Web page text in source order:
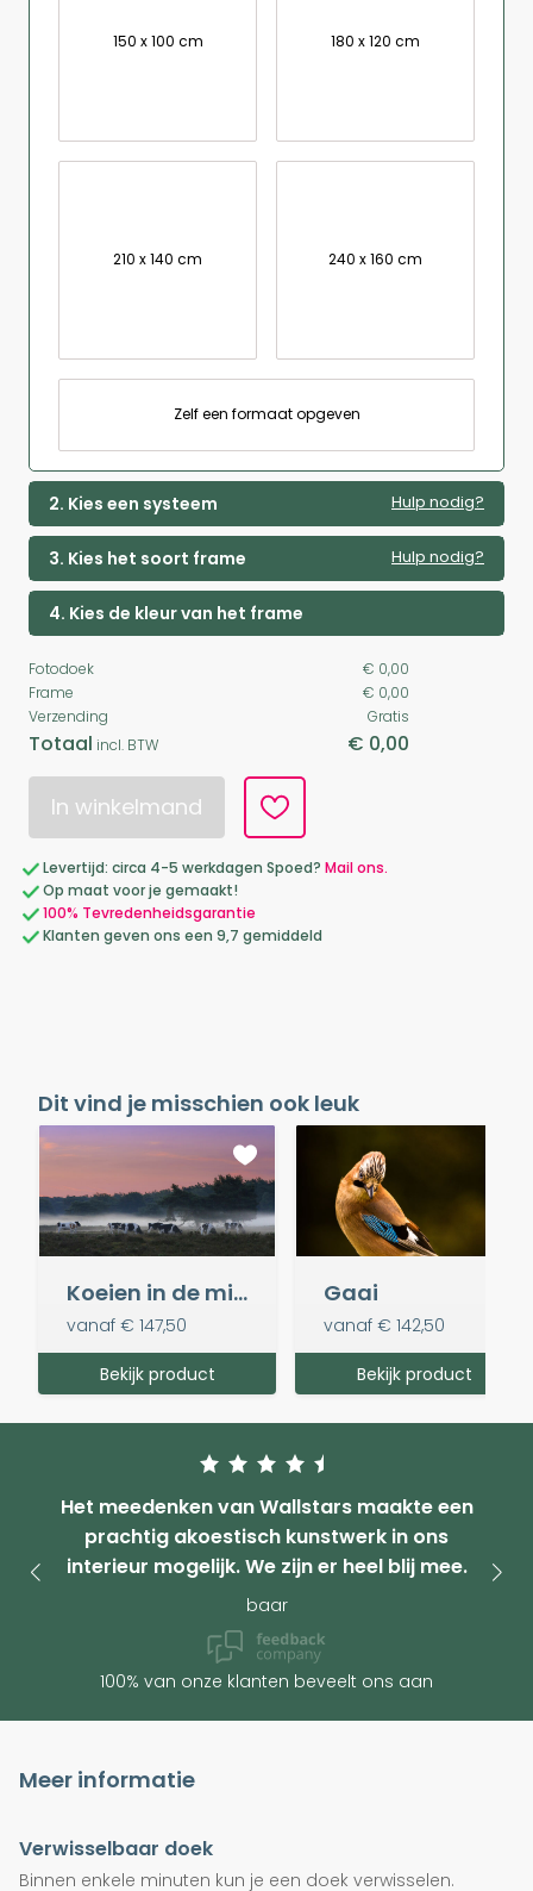
150 x 100 cm 180 x 120 cm
210 x 140 cm 240 x 160 cm
Zelf een formaat opgeven
2. Kies een systeem Hulp nodig?
3. Kies het soort frame Hulp nodig?
4. Kies de kleur van het frame
Fotodoek
€ 0,00
Frame
€ 0,00
Verzending
Gratis
Totaal incl. BTW € 0,00
In winkelmand
Levertijd: circa 4-5 werkdagen Spoed? Mail ons.
Op maat voor je gemaakt!
100% Tevredenheidsgarantie
Klanten geven ons een 9,7 gemiddeld
Dit vind je misschien ook leuk
Koeien in de mist
vanaf € 147,50
Bekijk product
Gaai
vanaf € 142,50
Bekijk product
Het meedenken van Wallstars maakte een
prachtig akoestisch kunstwerk in ons
interieur mogelijk. We zijn er heel blij mee.
baar
100% van onze klanten beveelt ons aan
Meer informatie
Verwisselbaar doek
Binnen enkele minuten kun je een doek verwisselen.